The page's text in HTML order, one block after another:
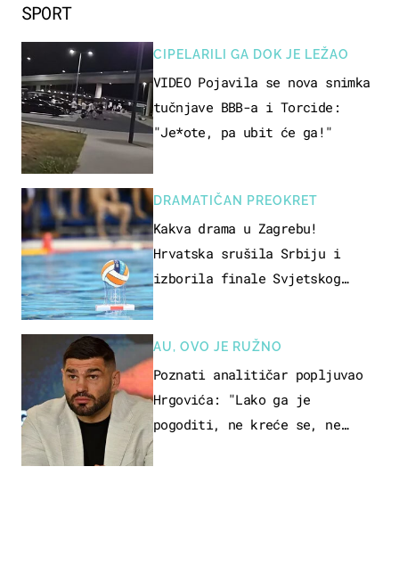
SPORT
CIPELARILI GA DOK JE LEŽAO
VIDEO Pojavila se nova snimka
tučnjave BBB-a i Torcide:
"Je*ote, pa ubit će ga!"
DRAMATIČAN PREOKRET
Kakva drama u Zagrebu!
Hrvatska srušila Srbiju i
izborila finale Svjetskog
AU, OVO JE RUŽNO
Poznati analitičar popljuvao
Hrgovića: "Lako ga je
pogoditi, ne kreće se, ne